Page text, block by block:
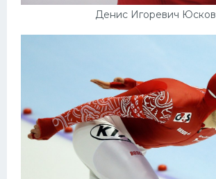
Денис Игоревич Юсков